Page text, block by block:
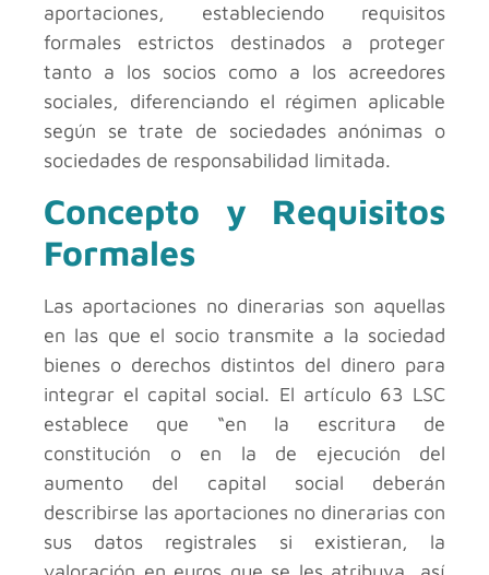
aportaciones, estableciendo requisitos
formales estrictos destinados a proteger
tanto a los socios como a los acreedores
sociales, diferenciando el régimen aplicable
según se trate de sociedades anónimas o
sociedades de responsabilidad limitada.
Concepto y Requisitos
Formales
Las aportaciones no dinerarias son aquellas
en las que el socio transmite a la sociedad
bienes o derechos distintos del dinero para
integrar el capital social. El artículo 63 LSC
establece que “en la escritura de
constitución o en la de ejecución del
aumento del capital social deberán
describirse las aportaciones no dinerarias con
sus datos registrales si existieran, la